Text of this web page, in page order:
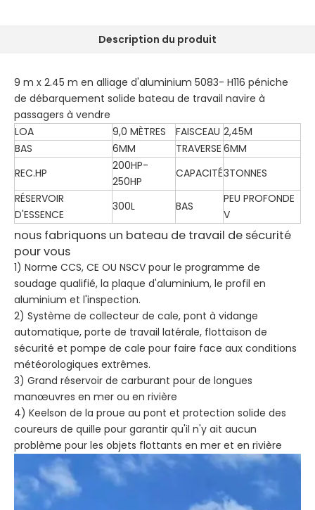
Description du produit
9 m x 2.45 m en alliage d'aluminium 5083- H116 péniche
de débarquement solide bateau de travail navire à
passagers à vendre
LOA
9,0 MÈTRES FAISCEAU 2,45M
BAS
6MM TRAVERSE 6MM
REC.HP
200HP-
250HP
CAPACITÉ3TONNES
RÉSERVOIR
D'ESSENCE
300L BAS
PEU PROFONDE
V
nous fabriquons un bateau de travail de sécurité
pour vous
1) Norme CCS, CE OU NSCV pour le programme de
soudage qualifié, la plaque d'aluminium, le profil en
aluminium et l'inspection.
2) Système de collecteur de cale, pont à vidange
automatique, porte de travail latérale, flottaison de
sécurité et pompe de cale pour faire face aux conditions
météorologiques extrêmes.
3) Grand réservoir de carburant pour de longues
manœuvres en mer ou en rivière
4) Keelson de la proue au pont et protection solide des
coureurs de quille pour garantir qu'il n'y ait aucun
problème pour les objets flottants en mer et en rivière